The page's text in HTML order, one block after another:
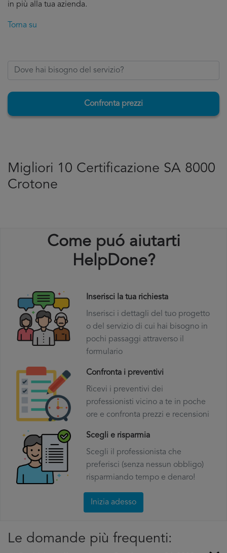
in più alla tua azienda.
Torna su
Confronta prezzi
Migliori 10 Certificazione SA 8000
Crotone
Come puó aiutarti
HelpDone?
Inserisci la tua richiesta
Inserisci i dettagli del tuo progetto
o del servizio di cui hai bisogno in
pochi passaggi attraverso il
formulario
Confronta i preventivi
Ricevi i preventivi dei
professionisti vicino a te in poche
ore e confronta prezzi e recensioni
Scegli e risparmia
Scegli il professionista che
preferisci (senza nessun obbligo)
risparmiando tempo e denaro!
Inizia adesso
Le domande più frequenti: